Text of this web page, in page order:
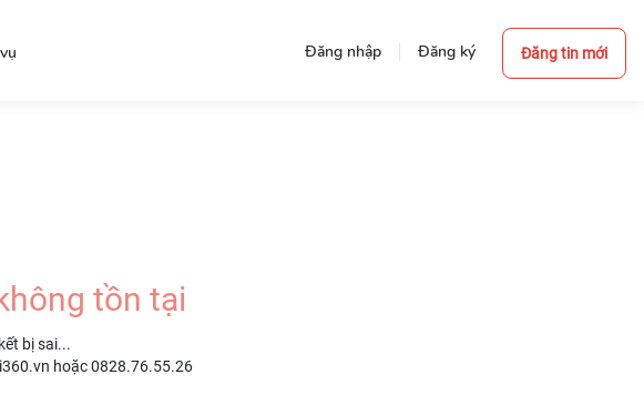
Đăng nhập Đăng ký Đăng tin mới
tồn tại
bị sai...
hoặc 0828.76.55.26